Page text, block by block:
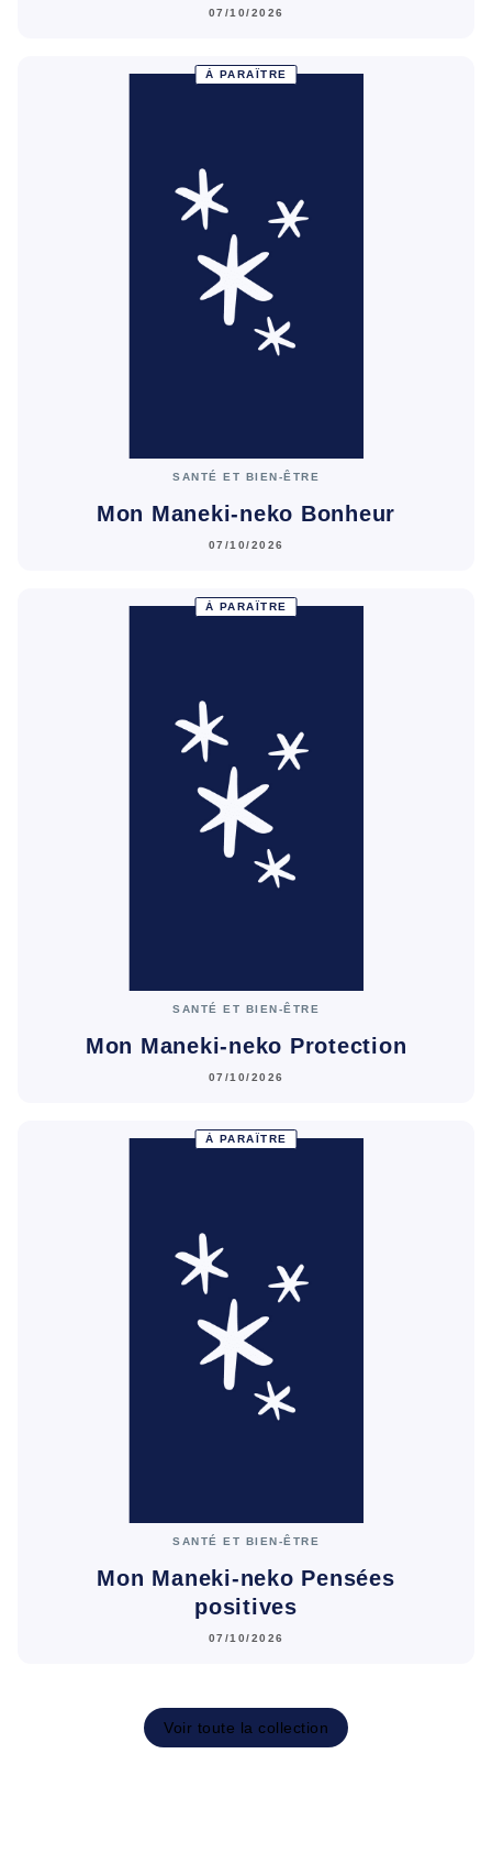
07/10/2026
À PARAÎTRE
SANTÉ ET BIEN-ÊTRE
Mon Maneki-neko Bonheur
07/10/2026
À PARAÎTRE
SANTÉ ET BIEN-ÊTRE
Mon Maneki-neko Protection
07/10/2026
À PARAÎTRE
SANTÉ ET BIEN-ÊTRE
Mon Maneki-neko Pensées
positives
07/10/2026
Voir toute la collection